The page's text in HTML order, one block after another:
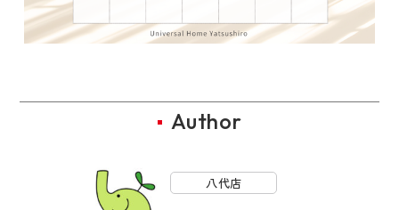
Author
八代店